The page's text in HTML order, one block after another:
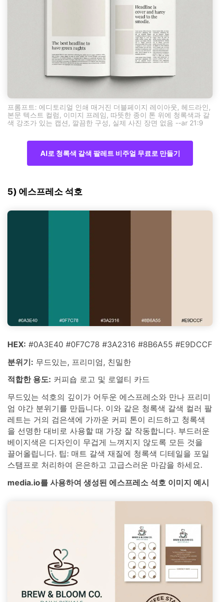
프롬프트: 에디토리얼 인쇄 매거진 더블페이지 레이아웃, 헤드라인,
본문 텍스트 컬럼, 이미지 프레임, 따뜻한 종이 톤 위에 청록색과 갈
색 강조가 있는 캡션, 깔끔한 구성, 실제 사진 장면 없음 --ar 21:9
AI로 청록색 갈색 팔레트 비주얼 무료로 만들기
5) 에스프레소 석호
HEX: #0A3E40 #0F7C78 #3A2316 #8B6A55 #E9DCCF
분위기: 무드있는, 프리미엄, 친밀한
적합한 용도: 커피숍 로고 및 로열티 카드
무드있는 석호의 깊이가 어두운 에스프레소와 만나 프리미
엄 야간 분위기를 만듭니다. 이와 같은 청록색 갈색 컬러 팔
레트는 거의 검은색에 가까운 커피 톤이 리드하고 청록색
을 선명한 대비로 사용할 때 가장 잘 작동합니다. 부드러운
베이지색은 디자인이 무겁게 느껴지지 않도록 모든 것을
끌어올립니다. 팁: 매트 갈색 재질에 청록색 디테일을 포일
스탬프로 처리하여 은은하고 고급스러운 마감을 하세요.
media.io를 사용하여 생성된 에스프레소 석호 이미지 예시